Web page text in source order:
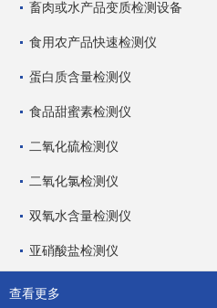
畜肉或水产品变质检测设备
食用农产品快速检测仪
蛋白质含量检测仪
食品甜蜜素检测仪
二氧化硫检测仪
二氧化氯检测仪
双氧水含量检测仪
亚硝酸盐检测仪
查看更多